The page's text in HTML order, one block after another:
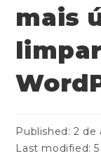
mais
Published: 2 de
Last modified: